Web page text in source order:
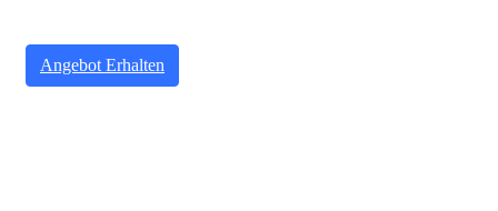
Angebot Erhalten